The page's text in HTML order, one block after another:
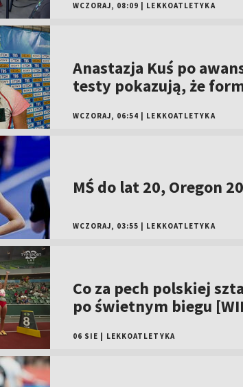
WCZORAJ, 08:09 LEKKOATLETYKA
Anastazja Kuś po
testy pokazują, że
WCZORAJ, 06:54 LEKKOATLETYKA
MŚ do lat 20, Oregon
WCZORAJ, 03:55 LEKKOATLETYKA
Co za pech polskiej
po świetnym biegu
06 SIE LEKKOATLETYKA